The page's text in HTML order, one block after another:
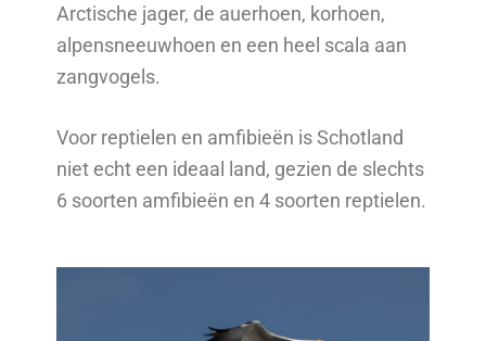
Arctische jager, de auerhoen, korhoen,
alpensneeuwhoen en een heel scala aan
zangvogels.
Voor reptielen en amfibieën is Schotland
niet echt een ideaal land, gezien de slechts
6 soorten amfibieën en 4 soorten reptielen.